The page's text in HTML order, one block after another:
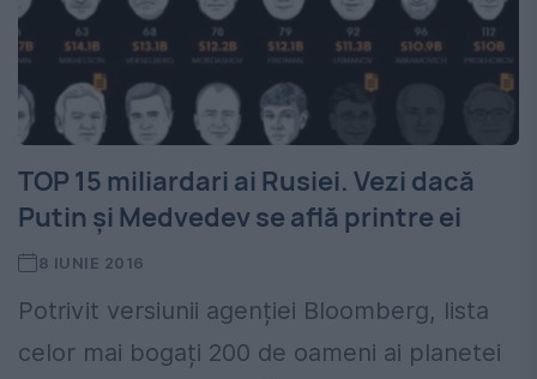
TOP 15 miliardari ai Rusiei. Vezi dacă
Putin și Medvedev se află printre ei
8 IUNIE 2016
Potrivit versiunii agenției Bloomberg, lista
celor mai bogați 200 de oameni ai planetei